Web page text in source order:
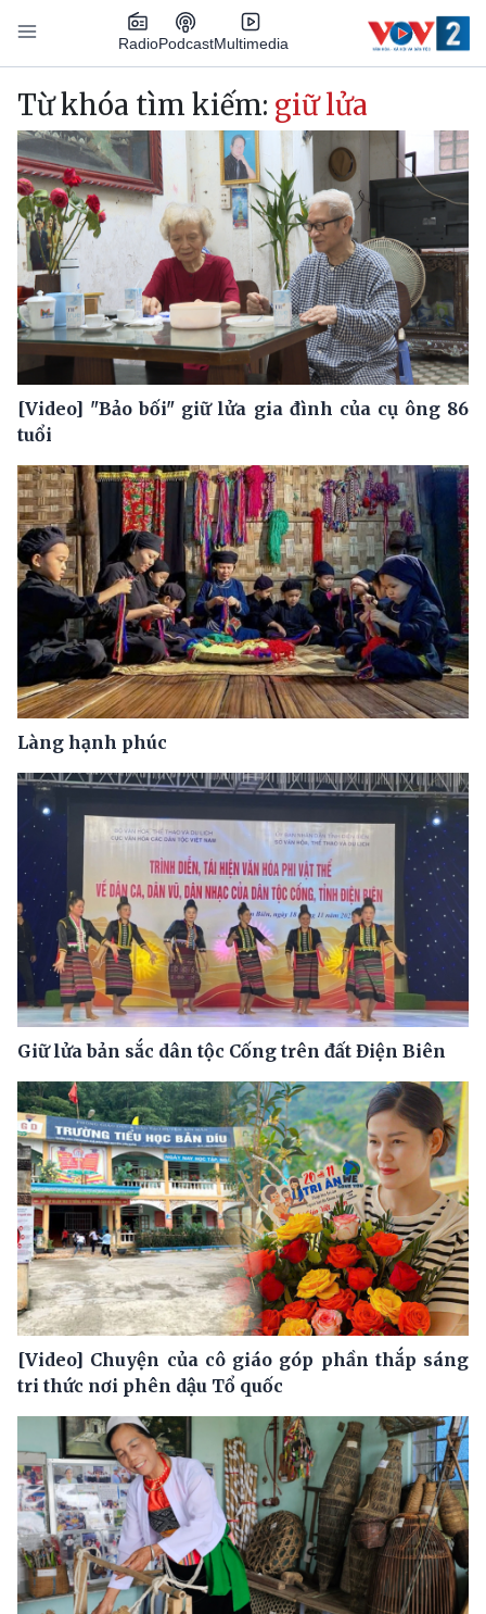
Nhảy đến nội dung
RadioPodcastMultimedia
Main navigation
Từ khóa tìm kiếm: giữ lửa
[Video] "Bảo bối" giữ lửa gia đình của cụ ông 86
tuổi
Làng hạnh phúc
Giữ lửa bản sắc dân tộc Cống trên đất Điện Biên
[Video] Chuyện của cô giáo góp phần thắp sáng
tri thức nơi phên dậu Tổ quốc